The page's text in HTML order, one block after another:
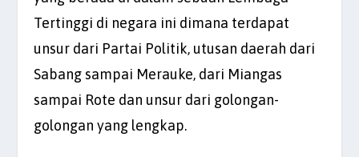
Tertinggi di negara ini dimana terdapat
unsur dari Partai Politik, utusan daerah dari
Sabang sampai Merauke, dari Miangas
sampai Rote dan unsur dari golongan-
golongan yang lengkap.